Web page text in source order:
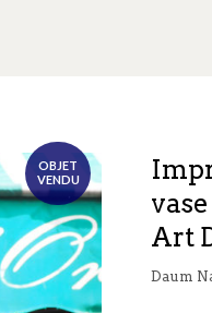
OBJET
VENDU
Art
Daum